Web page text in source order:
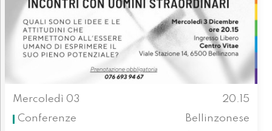
Mercoledì 03
20.15
Conferenze
Bellinzonese